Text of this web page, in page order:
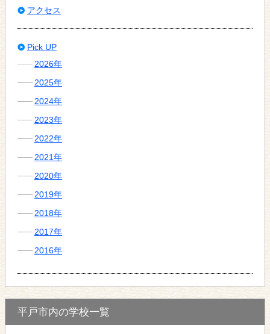
アクセス
Pick UP
2026年
2025年
2024年
2023年
2022年
2021年
2020年
2019年
2018年
2017年
2016年
平戸市内の学校一覧